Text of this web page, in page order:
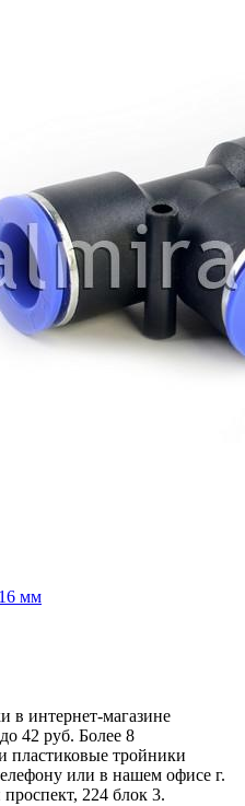
мм
в интернет-магазине
42 руб. Более 8
пластиковые тройники
или в нашем офисе г.
224 блок 3.